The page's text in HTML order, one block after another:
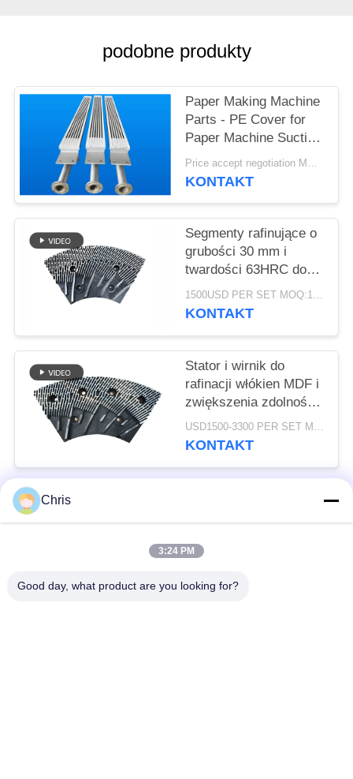
SITEMAP
PRIVACY
POLICY
podobne produkty
Paper Making Machine
Parts - PE Cover for
Paper Machine Suction
Box
Price accept negotiation MOQ:1 zestaw
KONTAKT
Segmenty rafinujące o
grubości 30 mm i
twardości 63HRC do
defibrylatora
rafinującego MDF/HDF
1500USD PER SET MOQ:1 zestaw
KONTAKT
Stator i wirnik do
rafinacji włókien MDF i
zwiększenia zdolności
produkcyjnych
USD1500-3300 PER SET MOQ:1 SET
KONTAKT
popularne kategorie
Chris
3:24 PM
Good day, what product are you looking for?